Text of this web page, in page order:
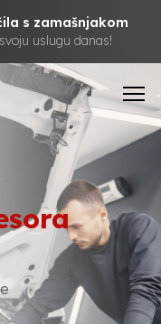
s zamašnjakom
uslugu danas!